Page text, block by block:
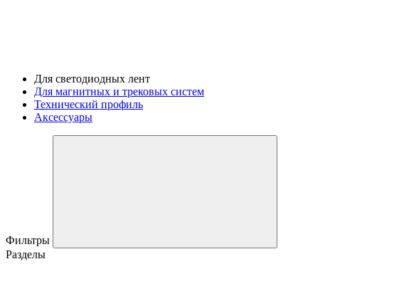
Для светодиодных лент
Для магнитных и трековых систем
Технический профиль
Аксессуары
Фильтры
Разделы